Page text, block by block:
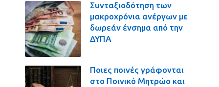
Συνταξιοδότηση των
μακροχρόνια ανέργων με
δωρεάν ένσημα από την
ΔΥΠΑ
Ποιες ποινές γράφονται
στο Ποινικό Μητρώο και